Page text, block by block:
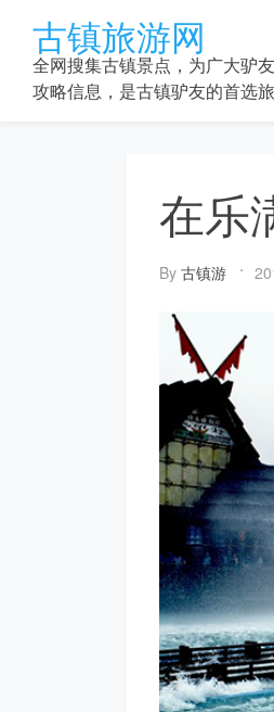
content
古镇旅游网
全网搜集古镇景点，为广大驴
攻略信息，是古镇驴友的首选旅
在乐
By 古镇游